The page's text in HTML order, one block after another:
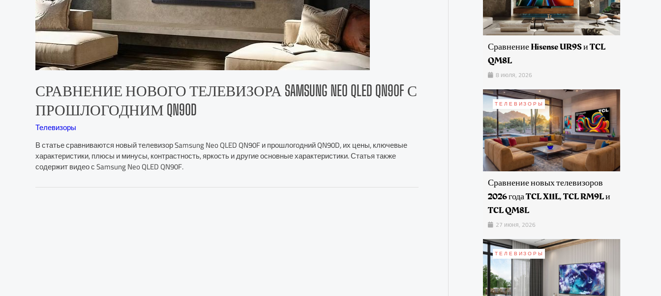
СРАВНЕНИЕ НОВОГО ТЕЛЕВИЗОРА SAMSUNG NEO QLED QN90F С
ПРОШЛОГОДНИМ QN90D
Телевизоры
В статье сравниваются новый телевизор Samsung Neo QLED QN90F и прошлогодний QN90D, их цены, ключевые
характеристики, плюсы и минусы, контрастность, яркость и другие основные характеристики. Статья также
содержит видео с Samsung Neo QLED QN90F.
Сравнение Hisense UR9S и TCL
QM8L
8 июля, 2026
ТЕЛЕВИЗОРЫ
Сравнение новых телевизоров
2026 года TCL X11L, TCL RM9L и
TCL QM8L
27 июня, 2026
ТЕЛЕВИЗОРЫ